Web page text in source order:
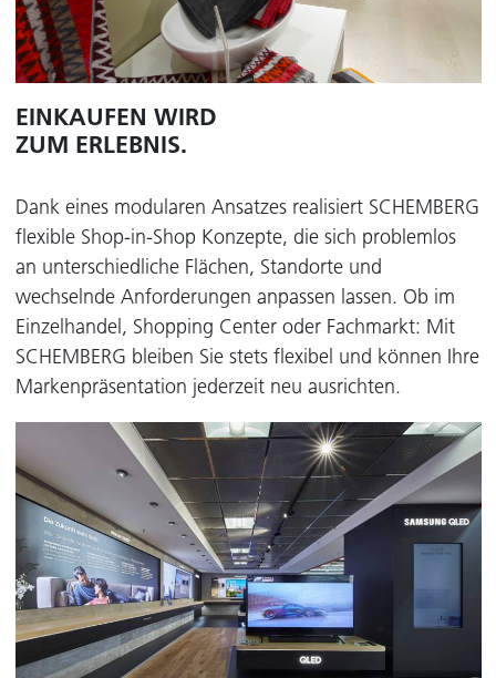
EINKAUFEN WIRD
ZUM ERLEBNIS.
Dank eines modularen Ansatzes realisiert SCHEMBERG
flexible Shop-in-Shop Konzepte, die sich problemlos
an unterschiedliche Flächen, Standorte und
wechselnde Anforderungen anpassen lassen. Ob im
Einzelhandel, Shopping Center oder Fachmarkt: Mit
SCHEMBERG bleiben Sie stets flexibel und können Ihre
Markenpräsentation jederzeit neu ausrichten.